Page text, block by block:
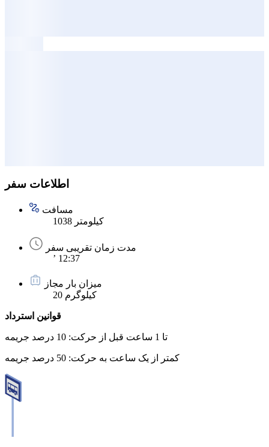
اطلاعات سفر
مسافت
1038 کیلومتر
مدت زمان تقریبی سفر
’ 12:37
میزان بار مجاز
20 کیلوگرم
قوانین استرداد
تا 1 ساعت قبل از حرکت: 10 درصد جریمه
کمتر از یک ساعت به حرکت: 50 درصد جریمه